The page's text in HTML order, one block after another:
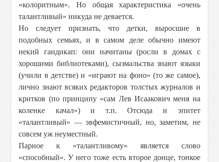
«колоритным». Но общая характеристика «очень
талантливый» никуда не девается.
Но следует признать, что детки, выросшие в
подобных семьях, и в самом деле обычно имеют
некий гандикап: они начитаны (росли в домах с
хорошими библиотеками), сызмальства знают языки
(учили в детстве) и «играют на фоно» (то же самое),
лично знают всяких редакторов толстых журналов и
критков (по принципу «сам Лев Исаакович меня на
коленке качал») и т.п. Отсюда и эпитет
«талантливый» — эвфемистичный, но, заметим, не
совсем уж неуместный.
Парное к «талантливому» является слово
«способный». У него тоже есть второе донце, тонкое